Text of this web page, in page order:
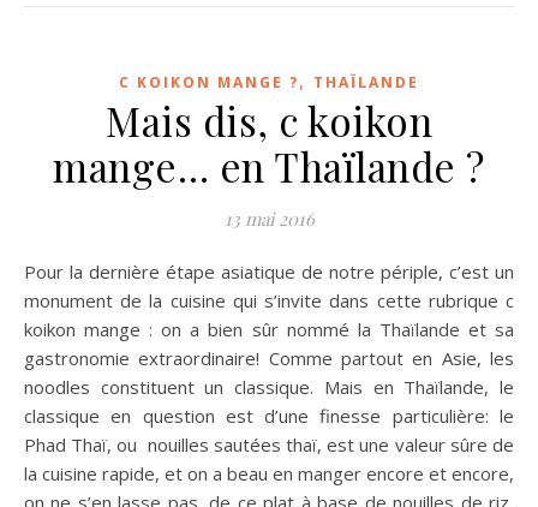
C KOIKON MANGE ?, THAÏLANDE
Mais dis, c koikon
mange… en Thaïlande ?
13 mai 2016
Pour la dernière étape asiatique de notre périple, c’est un
monument de la cuisine qui s’invite dans cette rubrique c
koikon mange : on a bien sûr nommé la Thaïlande et sa
gastronomie extraordinaire! Comme partout en Asie, les
noodles constituent un classique. Mais en Thaïlande, le
classique en question est d’une finesse particulière: le
Phad Thaï, ou nouilles sautées thaï, est une valeur sûre de
la cuisine rapide, et on a beau en manger encore et encore,
on ne s’en lasse pas, de ce plat à base de nouilles de riz,